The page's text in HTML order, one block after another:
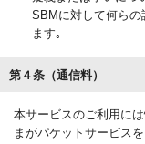
SBMに対して何らの
ます｡
第４条（通信料）
本サービスのご利用に
まがパケットサービス